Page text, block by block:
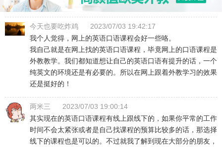
今天也要吃炸鸡
2023/07/03 19:42:17
我个人觉得，网上的英语口语课程会好一些咯。
我自己就是在网上找的英语口语课程，毕竟网上的口语课程是
外教教学。我们都知道想让自己的英语口语有提升的话，一个
纯英文的环境还是有必要的。所以在网上跟着外教学习的效果
还是挺好的！
两米三
2023/07/03 19:00:14
其实现在的英语口语课程有线上跟线下的，如果你平常的工作
时间不会太紧张或者是自己找课程的预算比较多的话，那选择
线下的课程也是可以的。不过就我了解到现在大部分的朋友，